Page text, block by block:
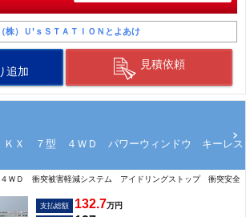
株）Ｕ’ｓＳＴＡＴＩＯＮとよあけ
追加
見積依頼
ＫＸ ７型 ４ＷＤ パワーウィンドウ キーレス
ＷＤ 衝突被害軽減システム アイドリングストップ 衝突安全
支払総額 132.7万円